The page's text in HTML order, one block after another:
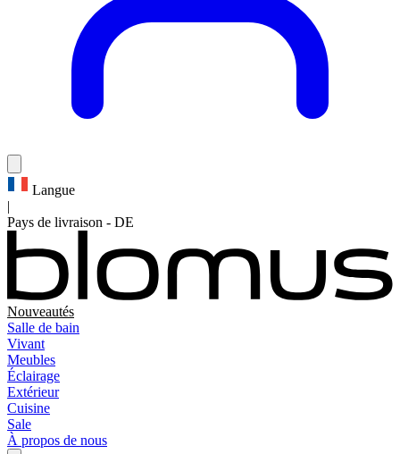
Langue
|
Pays de livraison - DE
Nouveautés
Salle de bain
Vivant
Meubles
Éclairage
Extérieur
Cuisine
Sale
À propos de nous